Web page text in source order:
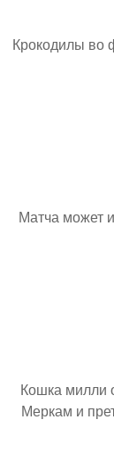
Крокодилы во
Матча может
Кошка милли
Меркам и